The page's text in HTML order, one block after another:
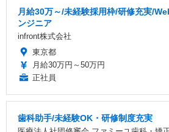
月給30万～/未経験採用枠/研修充実/
ンジニア
infront株式会社
東京都
月給30万円～50万円
正社員
歯科助手/未経験OK・研修制度充実